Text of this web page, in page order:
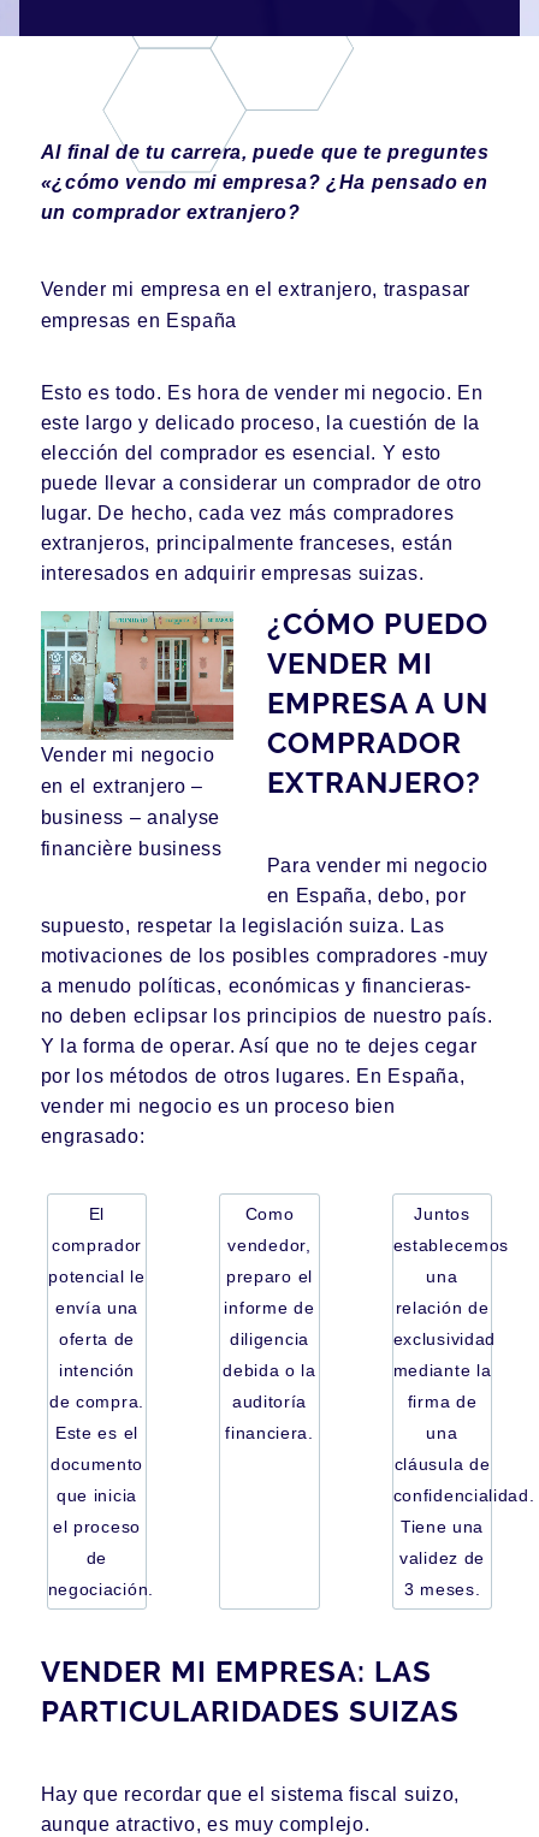
Al final de tu carrera, puede que te preguntes
«¿cómo vendo mi empresa? ¿Ha pensado en
un comprador extranjero?
Vender mi empresa en el extranjero, traspasar
empresas en España
Esto es todo. Es hora de vender mi negocio. En
este largo y delicado proceso, la cuestión de la
elección del comprador es esencial. Y esto
puede llevar a considerar un comprador de otro
lugar. De hecho, cada vez más compradores
extranjeros, principalmente franceses, están
interesados en adquirir empresas suizas.
Vender mi negocio
en el extranjero –
business – analyse
financière business
¿CÓMO PUEDO
VENDER MI
EMPRESA A UN
COMPRADOR
EXTRANJERO?
Para vender mi negocio
en España, debo, por
supuesto, respetar la legislación suiza. Las
motivaciones de los posibles compradores -muy
a menudo políticas, económicas y financieras-
no deben eclipsar los principios de nuestro país.
Y la forma de operar. Así que no te dejes cegar
por los métodos de otros lugares. En España,
vender mi negocio es un proceso bien
engrasado:
El
comprador
potencial le
envía una
oferta de
intención
de compra.
Este es el
documento
que inicia
el proceso
de
negociación.
Como
vendedor,
preparo el
informe de
diligencia
debida o la
auditoría
financiera.
Juntos
establecemos
una
relación de
exclusividad
mediante la
firma de
una
cláusula de
confidencialidad.
Tiene una
validez de
3 meses.
VENDER MI EMPRESA: LAS
PARTICULARIDADES SUIZAS
Hay que recordar que el sistema fiscal suizo,
aunque atractivo, es muy complejo.